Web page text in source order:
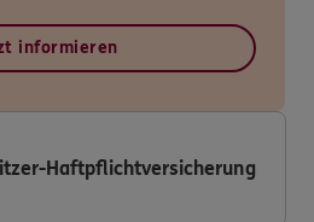
informieren
Haftpflichtversicherung